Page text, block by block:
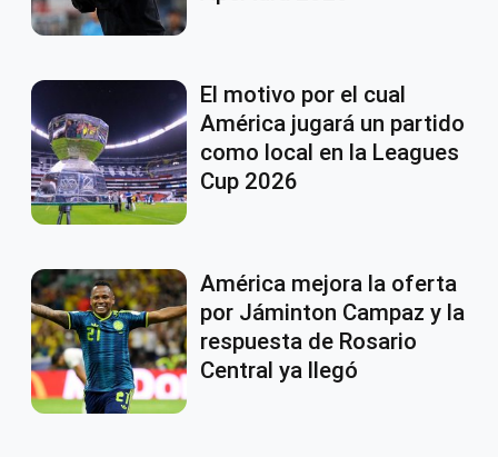
El motivo por el cual
América jugará un partido
como local en la Leagues
Cup 2026
América mejora la oferta
por Jáminton Campaz y la
respuesta de Rosario
Central ya llegó